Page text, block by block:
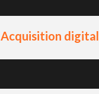
Acquisition